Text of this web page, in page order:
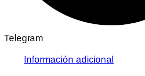
Telegram
Información adicional